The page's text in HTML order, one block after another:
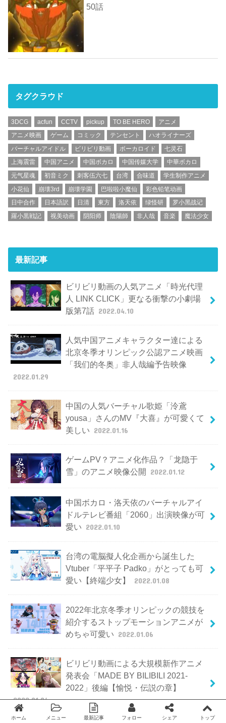
50話
タグクラウド
3DCG acfun CCTV pickup TO BE HERO
アニメ
アニメ映画
ゲーム コミック テンセント
ハオライナーズ
バーチャルアイドル
ビリビリ動画 ボーカロイド
七灵石
上海震雷
中国アニメ 中国ボカロ 中国传媒大学
中華ボカロ
元气星魂
初音ミク 刺客伍六七 台湾 合味道
学生制作アニメ
小花仙
崩壊3rd 崩壊学園 巴啦啦小魔仙
彩色铅笔动画
日中合作
日本語訳 日清 東方 洛天依 绿怪研
罗小黑战记
羅小黒戦記
视美动画 阴阳师 陰陽師 非人哉 音楽 魔法少女
最新記事
ビリビリ動画の人気アニメ「時光代理
人 LINK CLICK」更なる衝撃の小劇場
版第7話 2022.04.10
人気中国アニメキャラクター達による
北京冬季オリンピック公認アニメ映画
「我们的冬奥」非人哉編予告映像
2022.01.29
中国の人気バーチャル歌姫「泠鳶
yousa」さんのMV『大喜』が可愛くて
美しい 2022.01.16
ゲームPV？アニメ化作品？「龙隐于
雪」のアニメ映像公開 2022.01.12
中国ボカロ・洛天依のバーチャルアイ
ドルテレビ番組「2060」出演映像が可
愛い 2022.01.10
台湾の電脳擬人化企画から誕生した
Vtuber「平平子 Padko」がとっても可
愛い【終端少女】
2022.01.08
2022年北京冬季オリンピックの競技を
紹介するストップモーションアニメが
めちゃ可愛い 2022.01.06
ビリビリ動画による大規模新作アニメ
発表会「MADE BY BILIBILI 2021-
2022」後編【愉悦・伝説の章】
2022.01.04
ホーム メニュー 最新記事 フォロー シェア トップ
Twitter facebook